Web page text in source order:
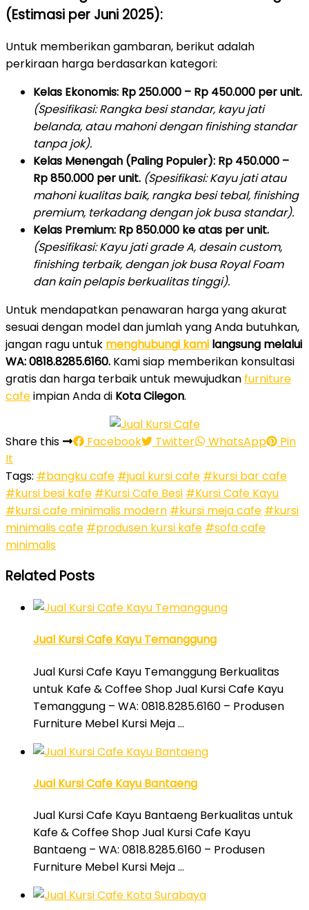
(Estimasi per Juni 2025):
Untuk memberikan gambaran, berikut adalah
perkiraan harga berdasarkan kategori:
Kelas Ekonomis: Rp 250.000 – Rp 450.000 per unit.
(Spesifikasi: Rangka besi standar, kayu jati
belanda, atau mahoni dengan finishing standar
tanpa jok).
Kelas Menengah (Paling Populer): Rp 450.000 –
Rp 850.000 per unit. (Spesifikasi: Kayu jati atau
mahoni kualitas baik, rangka besi tebal, finishing
premium, terkadang dengan jok busa standar).
Kelas Premium: Rp 850.000 ke atas per unit.
(Spesifikasi: Kayu jati grade A, desain custom,
finishing terbaik, dengan jok busa Royal Foam
dan kain pelapis berkualitas tinggi).
Untuk mendapatkan penawaran harga yang akurat
sesuai dengan model dan jumlah yang Anda butuhkan,
jangan ragu untuk menghubungi kami langsung melalui
WA: 0818.8285.6160. Kami siap memberikan konsultasi
gratis dan harga terbaik untuk mewujudkan furniture
cafeimpian Anda di Kota Cilegon.
Share this Facebook Twitter WhatsApp
Pin
It
Tags: #bangku cafe #jual kursi cafe #kursi bar cafe
#kursi besi kafe #Kursi Cafe Besi #Kursi Cafe Kayu
#kursi cafe minimalis modern #kursi meja cafe #kursi
minimalis cafe #produsen kursi kafe #sofa cafe
minimalis
Related Posts
Jual Kursi Cafe Kayu Temanggung
Jual Kursi Cafe Kayu Temanggung Berkualitas
untuk Kafe & Coffee Shop Jual Kursi Cafe Kayu
Temanggung – WA: 0818.8285.6160 – Produsen
Furniture Mebel Kursi Meja …
Jual Kursi Cafe Kayu Bantaeng
Jual Kursi Cafe Kayu Bantaeng Berkualitas untuk
Kafe & Coffee Shop Jual Kursi Cafe Kayu
Bantaeng – WA: 0818.8285.6160 – Produsen
Furniture Mebel Kursi Meja …